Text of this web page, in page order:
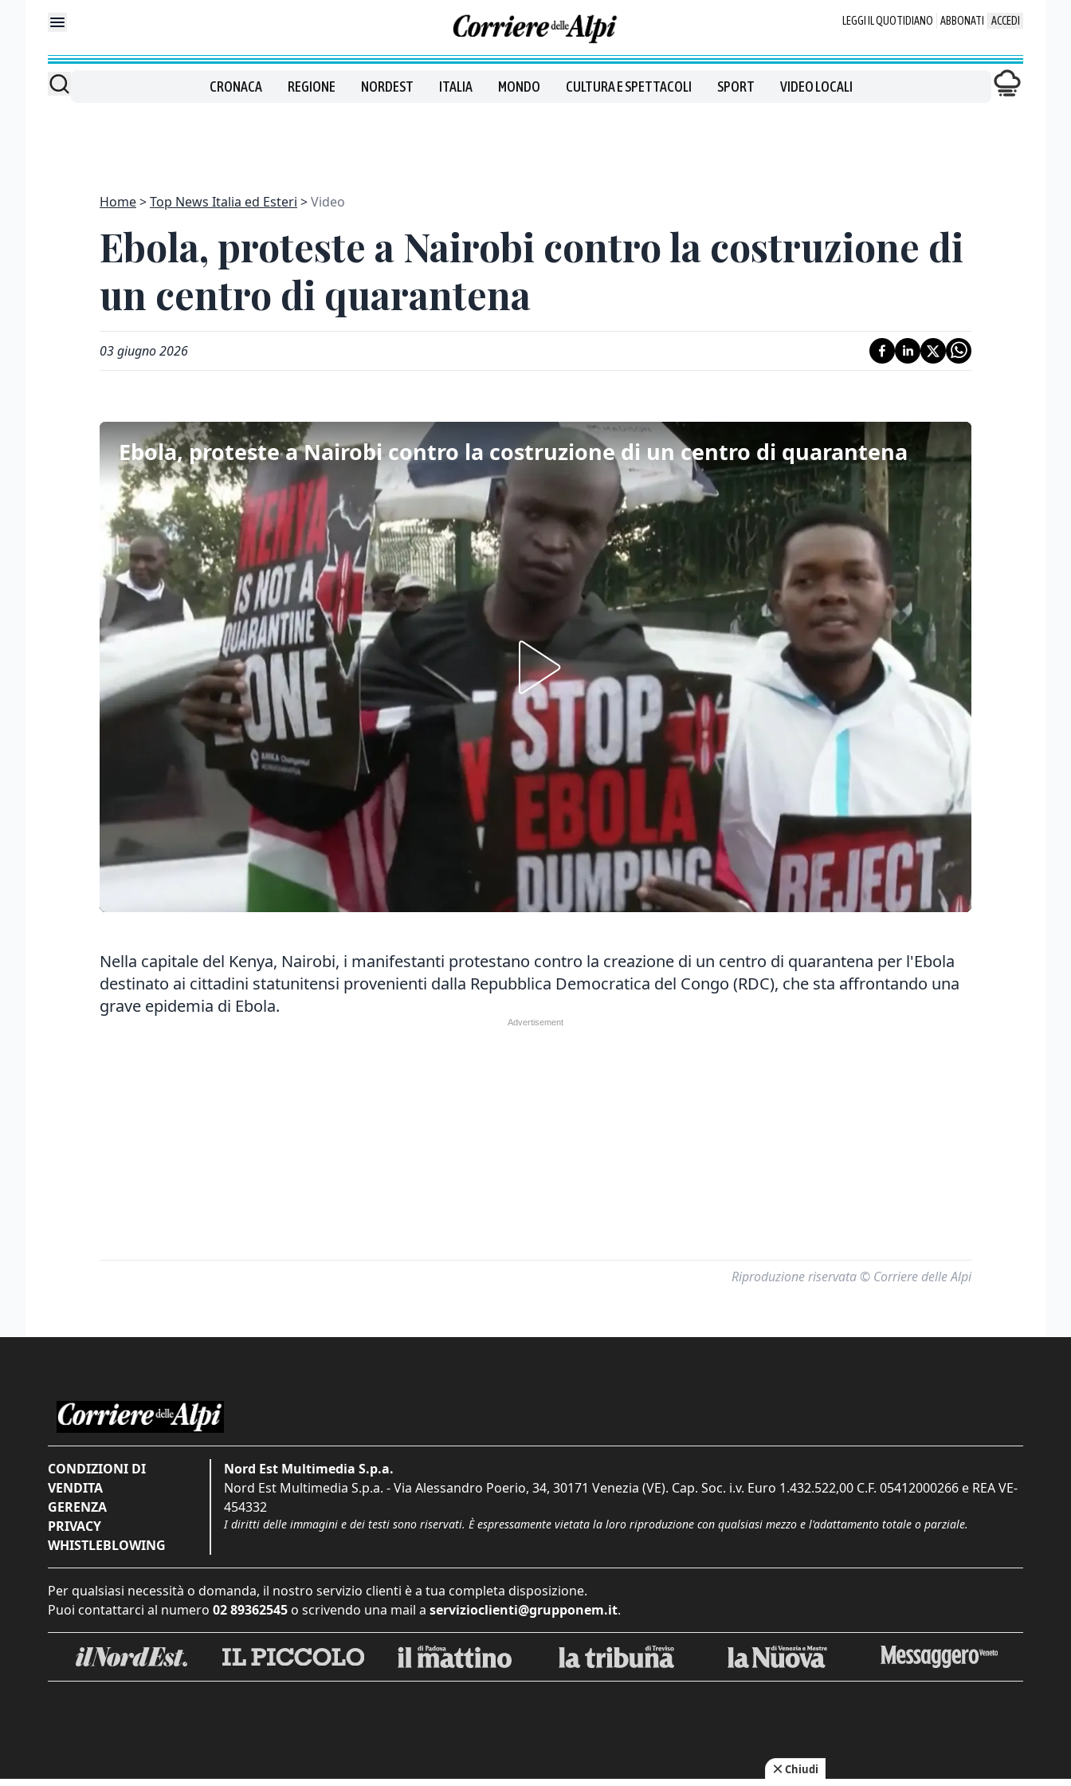
LEGGI IL QUOTIDIANO ABBONATI ACCEDI
CRONACA REGIONE NORDEST ITALIA MONDO CULTURA E SPETTACOLI SPORT VIDEO LOCALI
Home Top News Italia ed Esteri Video
Ebola, proteste a Nairobi contro la costruzione di
un centro di quarantena
03 giugno 2026
Ebola, proteste a Nairobi contro la costruzione di un centro di quarantena
Nella capitale del Kenya, Nairobi, i manifestanti protestano contro la creazione di un centro di quarantena per l'Ebola
destinato ai cittadini statunitensi provenienti dalla Repubblica Democratica del Congo (RDC), che sta affrontando una
grave epidemia di Ebola.
Riproduzione riservata © Corriere delle Alpi
CONDIZIONI DI
VENDITA
GERENZA
PRIVACY
WHISTLEBLOWING
Nord Est Multimedia S.p.a.
Nord Est Multimedia S.p.a. - Via Alessandro Poerio, 34, 30171 Venezia (VE). Cap. Soc. i.v. Euro 1.432.522,00 C.F. 05412000266 e REA VE-
454332
I diritti delle immagini e dei testi sono riservati. È espressamente vietata la loro riproduzione con qualsiasi mezzo e l'adattamento totale o parziale.
Per qualsiasi necessità o domanda, il nostro servizio clienti è a tua completa disposizione.
Puoi contattarci al numero 02 89362545 o scrivendo una mail a servizioclienti@grupponem.it.
Chiudi